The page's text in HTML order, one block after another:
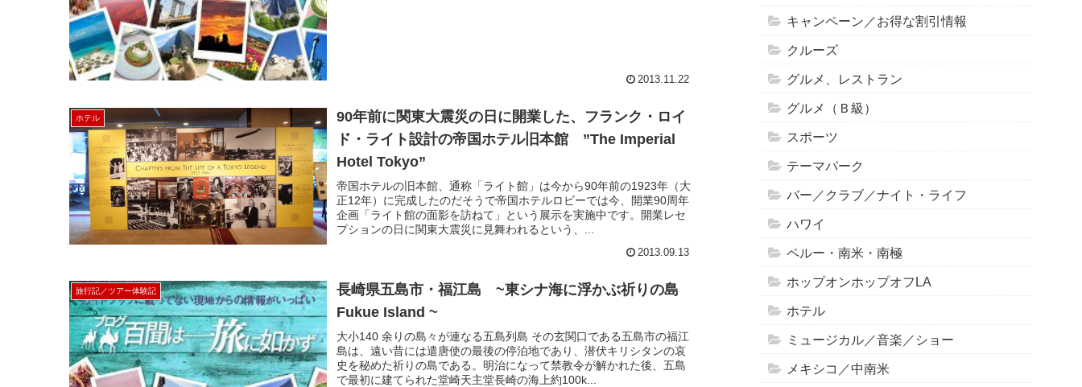
2013.11.22
ホテル
90年前に関東大震災の日に開業した、フランク・ロイ
ド・ライト設計の帝国ホテル旧本館 ”The Imperial
Hotel Tokyo”
帝国ホテルの旧本館、通称「ライト館」は今から90年前の1923年（大
正12年）に完成したのだそうで帝国ホテルロビーでは今、開業90周年
企画「ライト館の面影を訪ねて」という展示を実施中です。開業レセ
プションの日に関東大震災に見舞われるという、...
2013.09.13
旅行記／ツアー体験記
長崎県五島市・福江島 ~東シナ海に浮かぶ祈りの島
Fukue Island ~
大小140 余りの島々が連なる五島列島 その玄関口である五島市の福江
島は、遠い昔には遣唐使の最後の停泊地であり、潜伏キリシタンの哀
史を秘めた祈りの島である。明治になって禁教令が解かれた後、五島
で最初に建てられた堂崎天主堂長崎の海上約100k...
キャンペーン／お得な割引情報
クルーズ
グルメ、レストラン
グルメ（Ｂ級）
スポーツ
テーマパーク
バー／クラブ／ナイト・ライフ
ハワイ
ペルー・南米・南極
ホップオンホップオフLA
ホテル
ミュージカル／音楽／ショー
メキシコ／中南米